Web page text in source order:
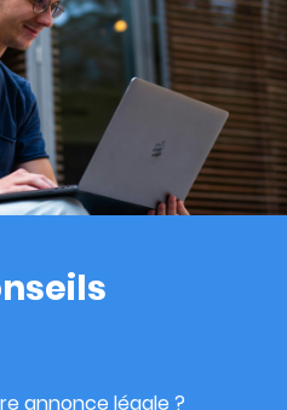
annonce légale ?